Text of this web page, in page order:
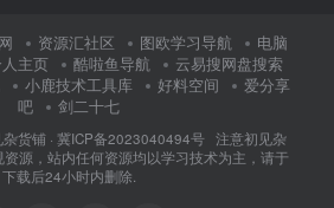
资源汇社区 图欧学习导航
电脑
主页 酷啦鱼导航
云易搜网盘搜索
小鹿技术工具库 好料空间
爱分享
吧
剑二十七
杂货铺· 冀ICP备2023040494号 注意初见杂
源，站内任何资源均以学习技术为主，请于
下载后24小时内删除.